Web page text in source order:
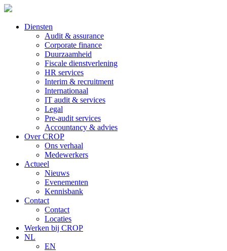
Diensten
Audit & assurance
Corporate finance
Duurzaamheid
Fiscale dienstverlening
HR services
Interim & recruitment
Internationaal
IT audit & services
Legal
Pre-audit services
Accountancy & advies
Over CROP
Ons verhaal
Medewerkers
Actueel
Nieuws
Evenementen
Kennisbank
Contact
Contact
Locaties
Werken bij CROP
NL
EN